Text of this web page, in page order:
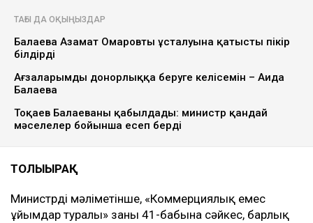
ТАҒЫ ДА ОҚЫҢЫЗДАР
Балаева Азамат Омаровтың ұсталуына қатысты пікір
білдірді
Ағзаларымды донорлыққа беруге келісемін – Аида
Балаева
Тоқаев Балаеваны қабылдады: министр қандай
мәселелер бойынша есеп берді
ТОЛЫҒЫРАҚ
Министрдің мәліметінше, «Коммерциялық емес
ұйымдар туралы» заңның 41-бабына сәйкес, барлық